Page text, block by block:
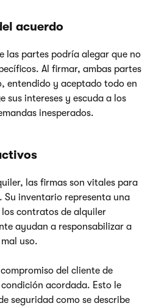
acuerdo
las partes podría alegar que no
Al firmar, ambas partes
entendido y aceptado todo en
sus intereses y escuda a los
inesperados.
las firmas son vitales para
Su inventario representa una
contratos de alquiler
ayudan a responsabilizar a
uso.
del cliente de
acordada. Esto le
seguridad como se describe